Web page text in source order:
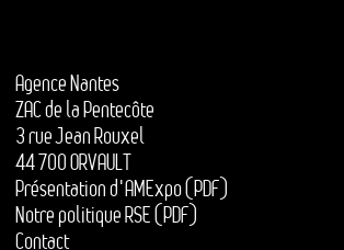
Agence Nantes
ZAC de la Pentecôte
3 rue Jean Rouxel
44 700 ORVAULT
Présentation d'AMExpo (PDF)
Notre politique RSE (PDF)
Contact